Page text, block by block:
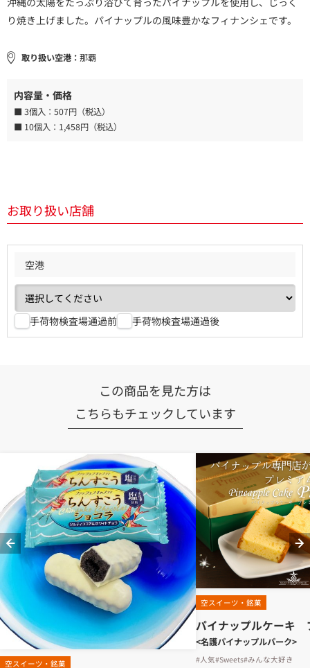
り焼き上げました。パイナップルの風味豊かなフィナンシェです。
取り扱い空港： 那覇
内容量・価格
■ 3個入： 507円（税込）
■ 10個入： 1,458円（税込）
お取り扱い店舗
空港
手荷物検査場通過前 手荷物検査場通過後
この商品を見た方は
こちらもチェックしています
空スイーツ・銘菓
空スイーツ・銘菓
パイナップルケーキ
<名護パイナップルパーク>
#人気#Sweets#みんな大好き